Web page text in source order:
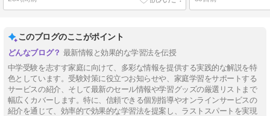
このブログのここがポイント
最新情報と効果的な学習法を伝授
中学受験を志すす家庭に向けて、多彩な情報を提供する実践的な解説を特
色としています。受験対策に役立つお知らせや、家庭学習をサポートする
サービスの紹介、そして最新のセール情報や学習グッズの厳選リストまで
幅広くカバーします。特に、信頼できる個別指導やオンラインサービスの
紹介を通じて、効率的で効果的な学習法を提案し、ラストスパートを実現